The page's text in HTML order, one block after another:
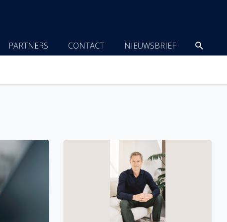
PARTNERS CONTACT NIEUWSBRIEF